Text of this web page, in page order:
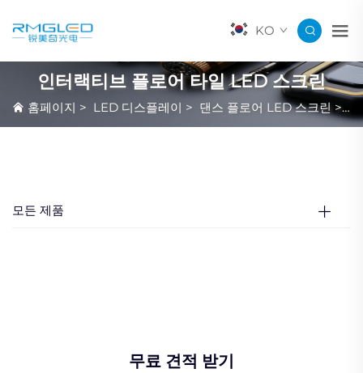
KO
인터랙티브 플로어 타일 LED 스크린
홈페이지 > LED 디스플레이 > 댄스 플로어 LED 스크린 >
모든 제품
무료 견적 받기